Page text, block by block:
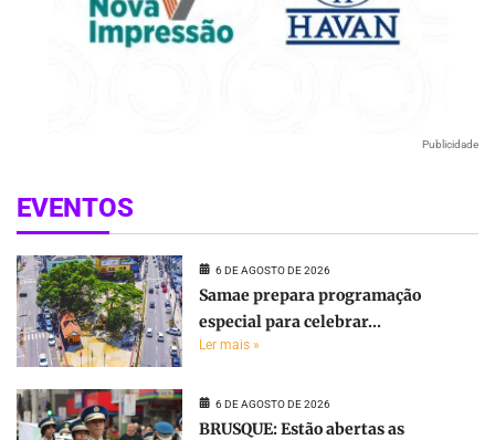
Publicidade
EVENTOS
6 DE AGOSTO DE 2026
Samae prepara programação
especial para celebrar...
Ler mais »
6 DE AGOSTO DE 2026
BRUSQUE: Estão abertas as